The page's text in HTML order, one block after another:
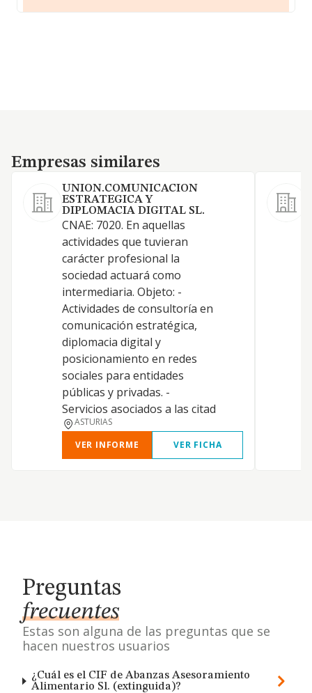
Empresas similares
Empresas similares
UNION.COMUNICACION
ESTRATEGICA Y
DIPLOMACIA DIGITAL SL.
CNAE: 7020. En aquellas
actividades que tuvieran
carácter profesional la
sociedad actuará como
intermediaria. Objeto: -
Actividades de consultoría en
comunicación estratégica,
diplomacia digital y
posicionamiento en redes
sociales para entidades
públicas y privadas. -
Servicios asociados a las citad
ASTURIAS
VER INFORME
VER FICHA
Preguntas
frecuentes
Estas son alguna de las preguntas que se
hacen nuestros usuarios
¿Cuál es el CIF de Abanzas Asesoramiento
Alimentario Sl. (extinguida)?